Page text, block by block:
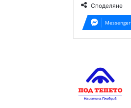
Споделяне
Messenger